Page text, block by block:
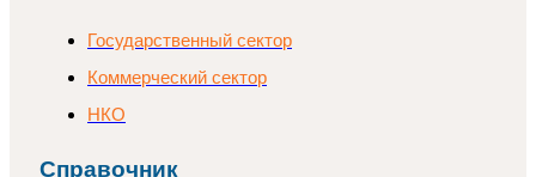
Государственный сектор
Коммерческий сектор
НКО
Справочник